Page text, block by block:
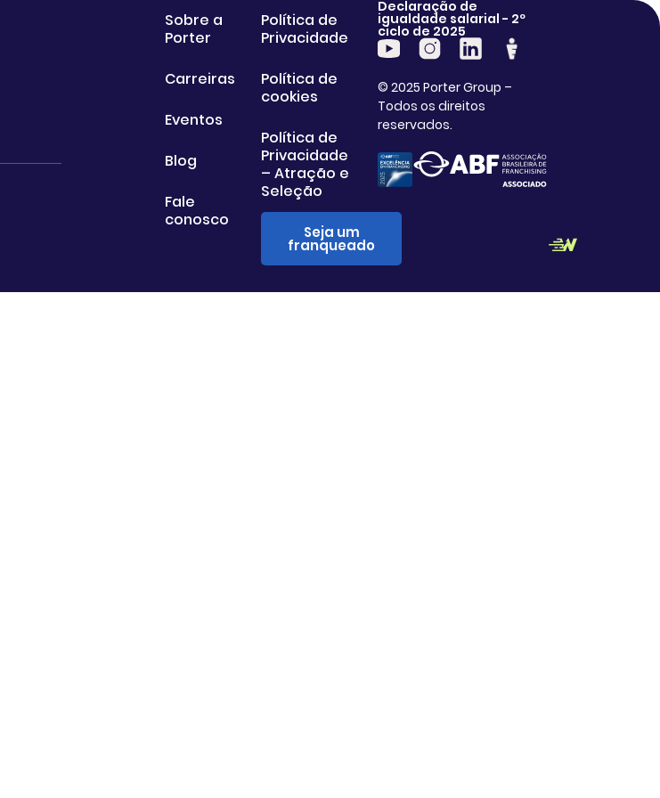
Sobre a
Porter
Carreiras
Eventos
Blog
Fale
conosco
Política de
Privacidade
Política de
cookies
Política de
Privacidade
– Atração e
Seleção
Seja um
franqueado
Declaração de
igualdade salarial - 2º
ciclo de 2025
© 2025 Porter Group –
Todos os direitos
reservados.